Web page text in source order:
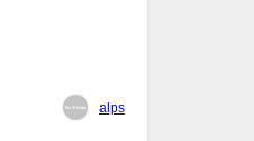
alps